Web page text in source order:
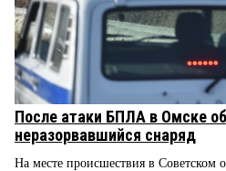
После атаки БПЛА в Омске
неразорвавшийся снаряд
На месте происшествия в Советском